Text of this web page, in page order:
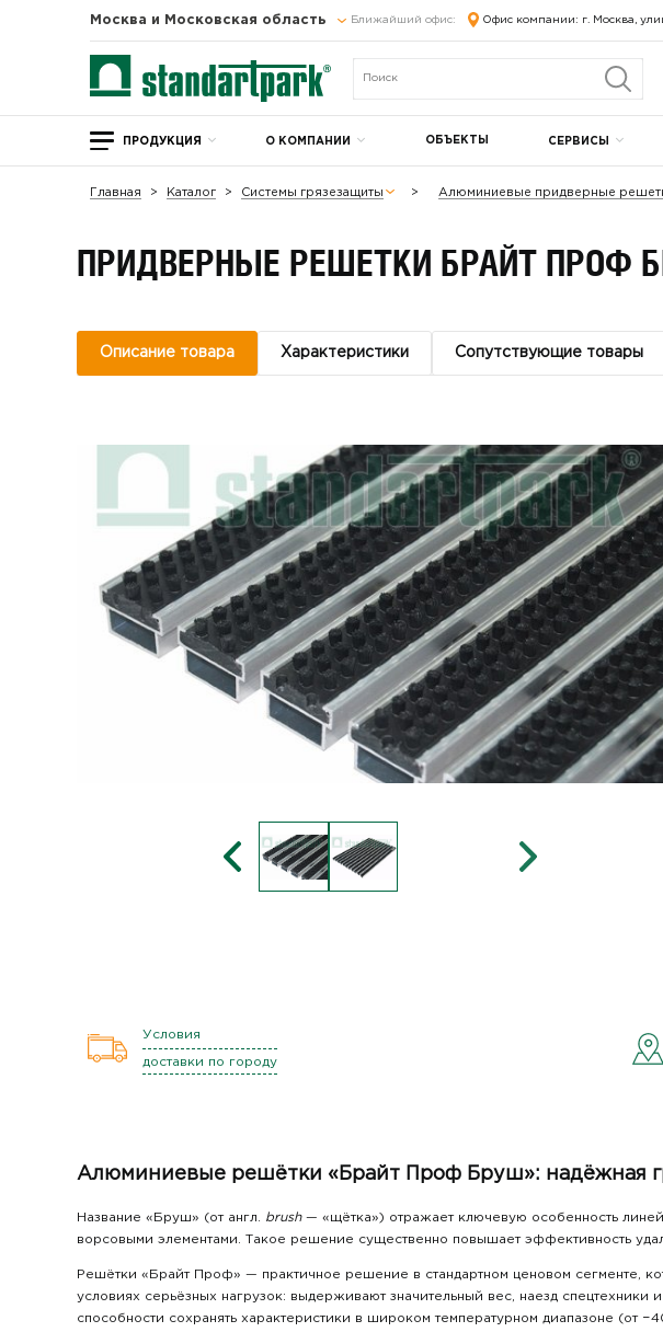
Москва и Московская область Ближайший офис: Офис компании: г. Москва,
ПРОДУКЦИЯ О КОМПАНИИ ОБЪЕКТЫ СЕРВИСЫ
Главная Каталог Системы грязезащиты Алюминиевые придверные
ПРИДВЕРНЫЕ РЕШЕТКИ БРАЙТ ПРОФ
Описание товара Характеристики Сопутствующие товары
Условия
доставки по городу
Алюминиевые решётки «Брайт Проф Бруш»: надёжная
Название «Бруш» (от англ. brush— «щётка») отражает ключевую особенность
ворсовыми элементами. Такое решение существенно повышает эффективность
Решётки «Брайт Проф» — практичное решение в стандартном ценовом сегменте,
условиях серьёзных нагрузок: выдерживают значительный вес, наезд
способности сохранять характеристики в широком температурном диапазоне (от